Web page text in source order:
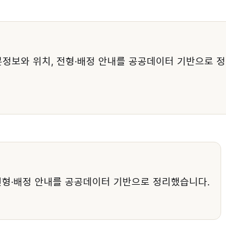
보와 위치, 전형·배정 안내를 공공데이터 기반으로 정
·배정 안내를 공공데이터 기반으로 정리했습니다.